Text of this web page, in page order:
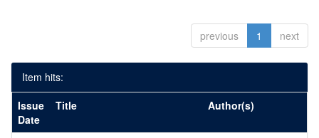
previous 1 next
Item hits:
Issue
Date
Title Author(s)